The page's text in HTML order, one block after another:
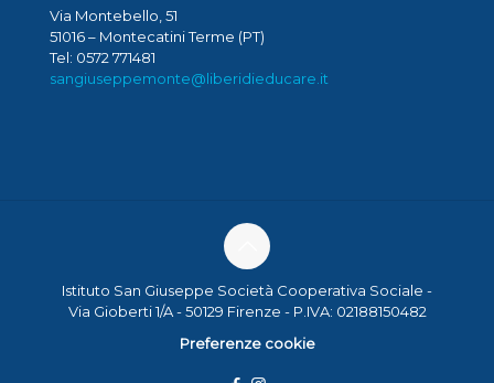
Via Montebello, 51
51016 – Montecatini Terme (PT)
Tel: 0572 771481
sangiuseppemonte@liberidieducare.it
Istituto San Giuseppe Società Cooperativa Sociale -
Via Gioberti 1/A - 50129 Firenze - P.IVA: 02188150482
Preferenze cookie